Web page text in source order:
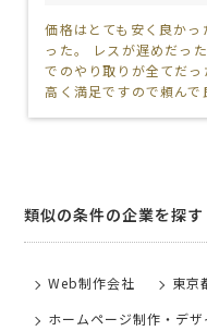
価格はとても安く良か
った。 レスが遅めだっ
でのやり取りが全てだ
高く満足ですので頼んで
類似の条件の企業を探す
Web制作会社
東京
ホームページ制作・デザ